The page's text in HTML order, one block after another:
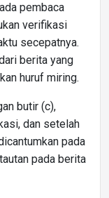
pembaca
verifikasi
secepatnya.
berita yang
huruf miring.
butir (c),
dan setelah
pada
pada berita